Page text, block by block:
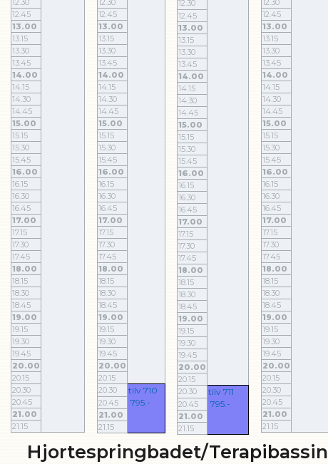
12.30
12.45
13.00
13.15
13.30
13.45
14.00
14.15
14.30
14.45
15.00
15.15
15.30
15.45
16.00
16.15
16.30
16.45
17.00
17.15
17.30
17.45
18.00
18.15
18.30
18.45
19.00
19.15
19.30
19.45
20.00
20.15
20.30
20.45
21.00
21.15
12.30
12.45
13.00
13.15
13.30
13.45
14.00
14.15
14.30
14.45
15.00
15.15
15.30
15.45
16.00
16.15
16.30
16.45
17.00
17.15
17.30
17.45
18.00
18.15
18.30
18.45
19.00
19.15
19.30
19.45
20.00
20.15
20.30
tilv 710
20.45 795.-
21.00
21.15
12.30
12.45
13.00
13.15
13.30
13.45
14.00
14.15
14.30
14.45
15.00
15.15
15.30
15.45
16.00
16.15
16.30
16.45
17.00
17.15
17.30
17.45
18.00
18.15
18.30
18.45
19.00
19.15
19.30
19.45
20.00
20.15
20.30
tilv 711
20.45 795.-
21.00
21.15
12.30
12.45
13.00
13.15
13.30
13.45
14.00
14.15
14.30
14.45
15.00
15.15
15.30
15.45
16.00
16.15
16.30
16.45
17.00
17.15
17.30
17.45
18.00
18.15
18.30
18.45
19.00
19.15
19.30
19.45
20.00
20.15
20.30
20.45
21.00
21.15
Hjortespringbadet/Terapibassin